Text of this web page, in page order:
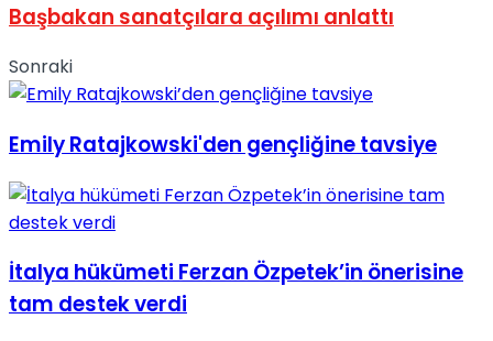
View All Result
Başbakan sanatçılara açılımı anlattı
Sonraki
Emily Ratajkowski'den gençliğine tavsiye
İtalya hükümeti Ferzan Özpetek’in önerisine
tam destek verdi